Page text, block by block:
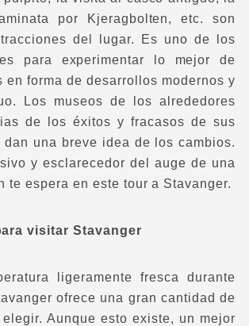
por Kjeragbolten, etc. son
del lugar. Es uno de los
para experimentar lo mejor de
en forma de desarrollos modernos y
Los museos de los alrededores
de los éxitos y fracasos de sus
dan una breve idea de los cambios.
y esclarecedor del auge de una
te espera en este tour a Stavanger.
visitar Stavanger
ligeramente fresca durante
ofrece una gran cantidad de
Aunque esto existe, un mejor